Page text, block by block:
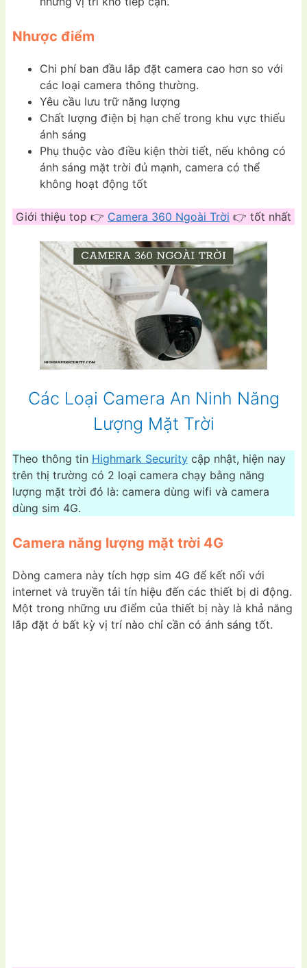
Nhược điểm
Chi phí ban đầu lắp đặt camera cao hơn so với
các loại camera thông thường.
Yêu cầu lưu trữ năng lượng
Chất lượng điện bị hạn chế trong khu vực thiếu
ánh sáng
Phụ thuộc vào điều kiện thời tiết, nếu không có
ánh sáng mặt trời đủ mạnh, camera có thể
không hoạt động tốt
Giới thiệu top 👉 Camera 360 Ngoài Trời 👉 tốt nhất
Các Loại Camera An Ninh Năng
Lượng Mặt Trời
Theo thông tin Highmark Security cập nhật, hiện nay
trên thị trường có 2 loại camera chạy bằng năng
lượng mặt trời đó là: camera dùng wifi và camera
dùng sim 4G.
Camera năng lượng mặt trời 4G
Dòng camera này tích hợp sim 4G để kết nối với
internet và truyền tải tín hiệu đến các thiết bị di động.
Một trong những ưu điểm của thiết bị này là khả năng
lắp đặt ở bất kỳ vị trí nào chỉ cần có ánh sáng tốt.